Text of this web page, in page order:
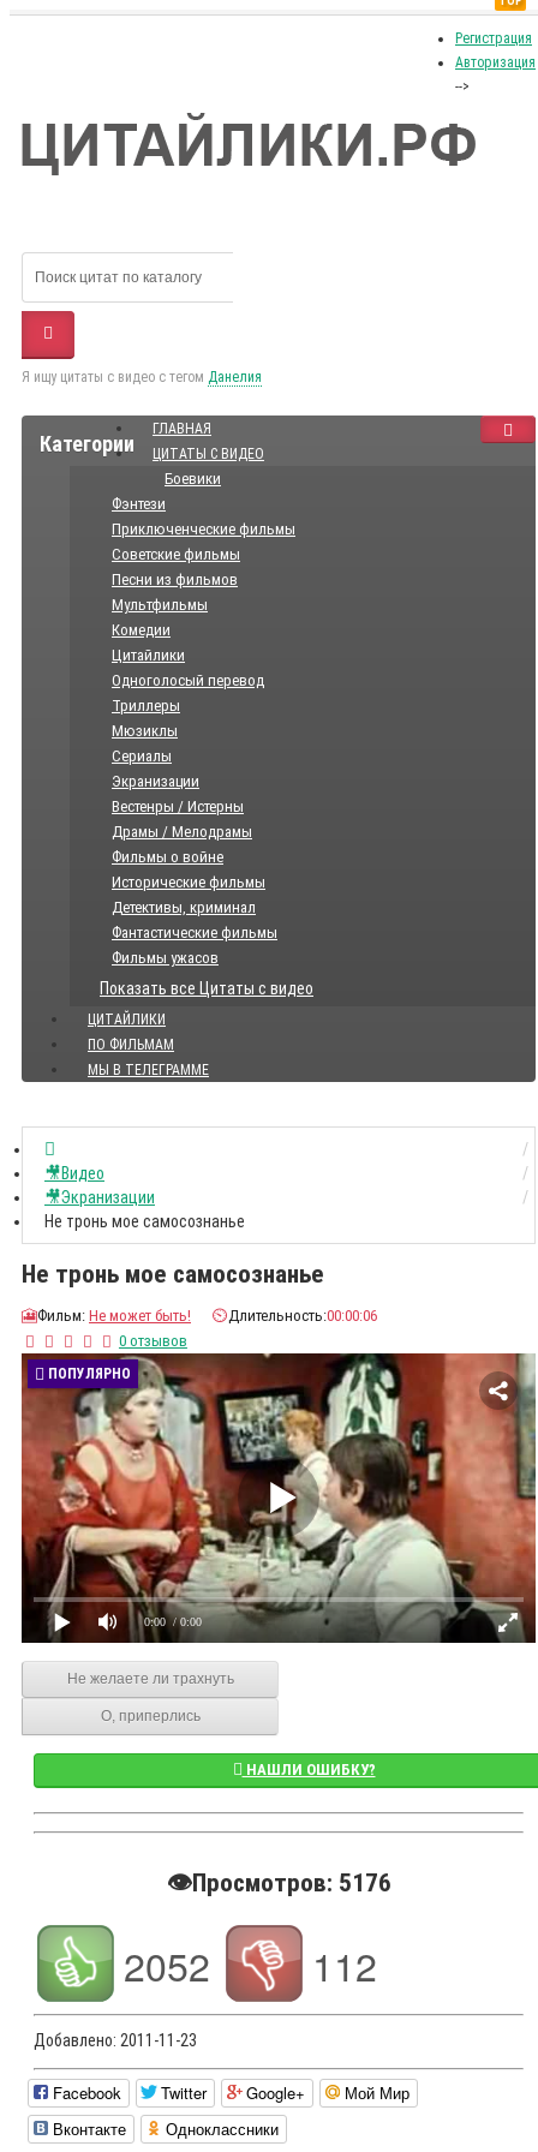
Регистрация
Авторизация
-->
Я ищу цитаты с видео с тегом Данелия
Категории
ГЛАВНАЯ
ЦИТАТЫ С ВИДЕО
Боевики
Фэнтези
Приключенческие фильмы
Советские фильмы
Песни из фильмов
Мультфильмы
Комедии
Цитайлики
Одноголосый перевод
Триллеры
Мюзиклы
Сериалы
Экранизации
Вестенры / Истерны
Драмы / Мелодрамы
Фильмы о войне
Исторические фильмы
Детективы, криминал
Фантастические фильмы
Фильмы ужасов
Показать все Цитаты с видео
ЦИТАЙЛИКИ
ПО ФИЛЬМАМ
МЫ В ТЕЛЕГРАММЕ
🎥Видео
🎥Экранизации
Не тронь мое самосознанье
Не тронь мое самосознанье
🎦Фильм: Не может быть! ⏲️Длительность:00:00:06
0 отзывов
ПОПУЛЯРНО
0:00 / 0:00
Не желаете ли трахнуть
О, приперлись
НАШЛИ ОШИБКУ?
👁️Просмотров: 5176
2052 112
Добавлено: 2011-11-23
Facebook Twitter Google+
Мой Мир
Вконтакте
Одноклассники